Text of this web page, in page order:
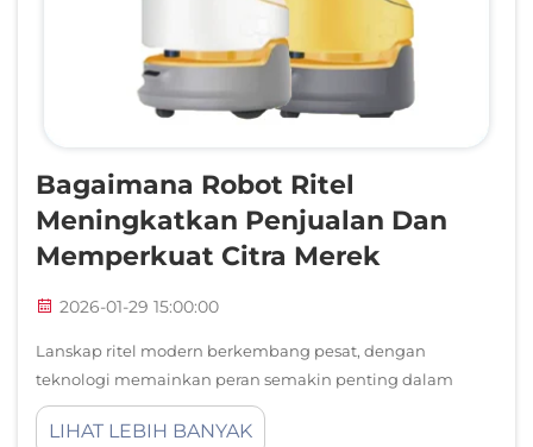
Bagaimana Robot Ritel
Meningkatkan Penjualan Dan
Memperkuat Citra Merek
2026-01-29 15:00:00
Lanskap ritel modern berkembang pesat, dengan
teknologi memainkan peran semakin penting dalam
membentuk pengalaman pelanggan dan mendorong
keberhasilan bisnis. Di antara inovasi paling transformatif
LIHAT LEBIH BANYAK